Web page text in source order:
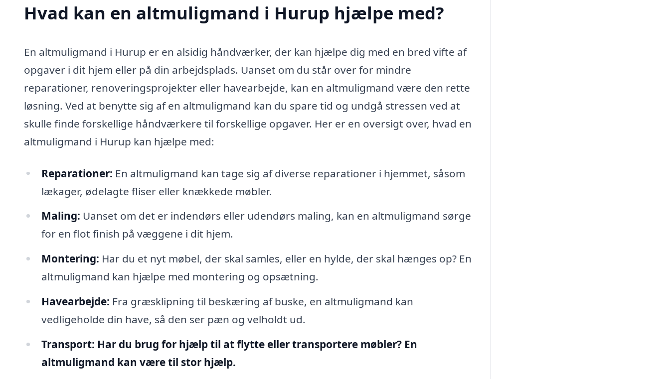
Hvad kan en altmuligmand i Hurup hjælpe med?
En altmuligmand i Hurup er en alsidig håndværker, der kan hjælpe dig med en bred vifte af
opgaver i dit hjem eller på din arbejdsplads. Uanset om du står over for mindre
reparationer, renoveringsprojekter eller havearbejde, kan en altmuligmand være den rette
løsning. Ved at benytte sig af en altmuligmand kan du spare tid og undgå stressen ved at
skulle finde forskellige håndværkere til forskellige opgaver. Her er en oversigt over, hvad en
altmuligmand i Hurup kan hjælpe med:
Reparationer: En altmuligmand kan tage sig af diverse reparationer i hjemmet, såsom
lækager, ødelagte fliser eller knækkede møbler.
Maling: Uanset om det er indendørs eller udendørs maling, kan en altmuligmand sørge
for en flot finish på væggene i dit hjem.
Montering: Har du et nyt møbel, der skal samles, eller en hylde, der skal hænges op? En
altmuligmand kan hjælpe med montering og opsætning.
Havearbejde: Fra græsklipning til beskæring af buske, en altmuligmand kan
vedligeholde din have, så den ser pæn og velholdt ud.
Transport: Har du brug for hjælp til at flytte eller transportere møbler? En
altmuligmand kan være til stor hjælp.